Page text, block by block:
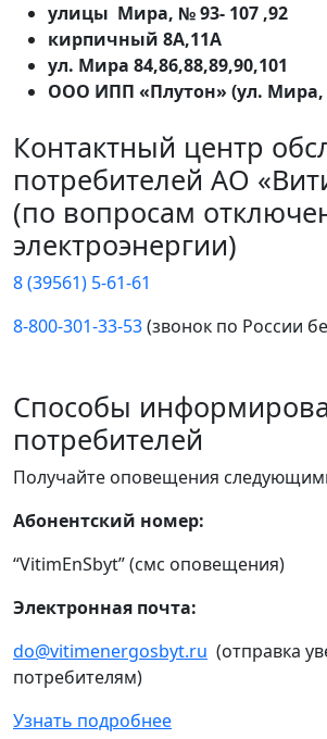
улицы Мира, № 93- 107 ,92
кирпичный 8А,11А
ул. Мира 84,86,88,89,90,101
ООО ИПП «Плутон» (ул. Мира,
Контактный центр
потребителей АО
(по вопросам
электроэнергии)
8 (39561) 5-61-61
8-800-301-33-53(звонок по России
Способы
потребителей
Получайте оповещения
Абонентский номер:
“VitimEnSbyt” (смс оповещения)
Электронная почта:
do@vitimenergosbyt.ru (отправка
потребителям)
Узнать подробнее